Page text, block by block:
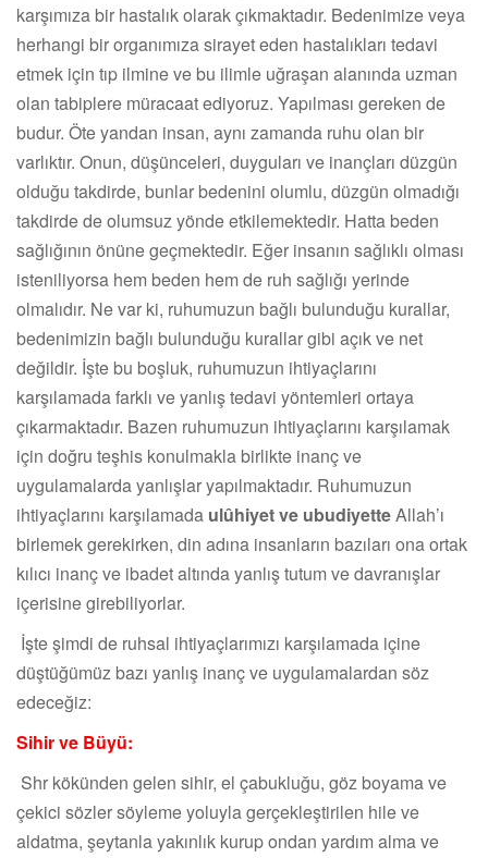
karşımıza bir hastalık olarak çıkmaktadır. Bedenimize veya
herhangi bir organımıza sirayet eden hastalıkları tedavi
etmek için tıp ilmine ve bu ilimle uğraşan alanında uzman
olan tabiplere müracaat ediyoruz. Yapılması gereken de
budur. Öte yandan insan, aynı zamanda ruhu olan bir
varlıktır. Onun, düşünceleri, duyguları ve inançları düzgün
olduğu takdirde, bunlar bedenini olumlu, düzgün olmadığı
takdirde de olumsuz yönde etkilemektedir. Hatta beden
sağlığının önüne geçmektedir. Eğer insanın sağlıklı olması
isteniliyorsa hem beden hem de ruh sağlığı yerinde
olmalıdır. Ne var ki, ruhumuzun bağlı bulunduğu kurallar,
bedenimizin bağlı bulunduğu kurallar gibi açık ve net
değildir. İşte bu boşluk, ruhumuzun ihtiyaçlarını
karşılamada farklı ve yanlış tedavi yöntemleri ortaya
çıkarmaktadır. Bazen ruhumuzun ihtiyaçlarını karşılamak
için doğru teşhis konulmakla birlikte inanç ve
uygulamalarda yanlışlar yapılmaktadır. Ruhumuzun
ihtiyaçlarını karşılamada ulûhiyet ve ubudiyetteAllah’ı
birlemek gerekirken, din adına insanların bazıları ona ortak
kılıcı inanç ve ibadet altında yanlış tutum ve davranışlar
içerisine girebiliyorlar.
İşte şimdi de ruhsal ihtiyaçlarımızı karşılamada içine
düştüğümüz bazı yanlış inanç ve uygulamalardan söz
edeceğiz:
Sihir ve Büyü:
Shr kökünden gelen sihir, el çabukluğu, göz boyama ve
çekici sözler söyleme yoluyla gerçekleştirilen hile ve
aldatma, şeytanla yakınlık kurup ondan yardım alma ve